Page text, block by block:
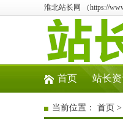
淮北站长网 （https://
首页 站长
当前位置： 首页 >